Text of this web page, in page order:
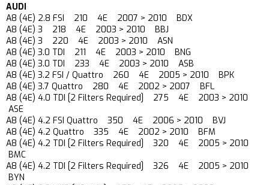
AUDI
A8 (4E) 2.8 FSI 210 4E 2007 > 2010 BDX
A8 (4E) 3 218 4E 2003 > 2010 BBJ
A8 (4E) 3 220 4E 2003 > 2010 ASN
A8 (4E) 3.0 TDI 211 4E 2003 > 2010 BNG
A8 (4E) 3.0 TDI 233 4E 2003 > 2010 ASB
A8 (4E) 3.2 FSI / Quattro 260 4E 2005 > 2010 BPK
A8 (4E) 3.7 Quattro 280 4E 2002 > 2007 BFL
A8 (4E) 4.0 TDI [2 Filters Required] 275 4E 2003 > 2010
ASE
A8 (4E) 4.2 FSI Quattro 350 4E 2006 > 2010 BVJ
A8 (4E) 4.2 Quattro 335 4E 2002 > 2010 BFM
A8 (4E) 4.2 TDI [2 Filters Required] 320 4E 2005 > 2010
BMC
A8 (4E) 4.2 TDI [2 Filters Required] 326 4E 2005 > 2010
BYN